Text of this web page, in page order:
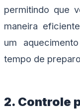
permitindo que
maneira
um
tempo de
2. Controle